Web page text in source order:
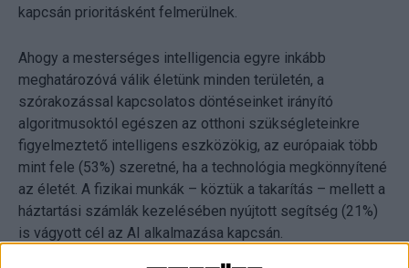
kapcsán prioritásként felmerülnek.
Ahogy a mesterséges intelligencia egyre inkább
meghatározóvá válik életünk minden területén, a
szórakozással kapcsolatos döntéseinket irányító
algoritmusoktól egészen az otthoni szükségleteinkre
figyelmeztető intelligens eszközökig, az európaiak több
mint fele (53%) szeretné, ha a technológia megkönnyítené
az életét. A fizikai munkák – köztük a takarítás – mellett a
háztartási számlák kezelésében nyújtott segítség (21%)
is vágyott cél az AI alkalmazása kapcsán.